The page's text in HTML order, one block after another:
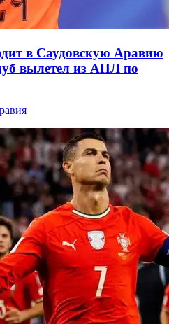
в Саудовскую Аравию
вылетел из АПЛ по